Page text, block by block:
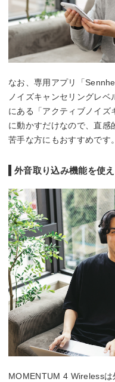
なお、専用アプリ「
ノイズキャンセリングレ
にある「アクティブノイズ
に動かすだけなので、直感
苦手な方にもおすすめです。
外音取り込み機能を使
MOMENTUM 4 Wireless